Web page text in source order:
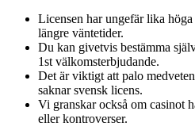
Licensen har ungefär lika
längre väntetider.
Du kan givetvis bestämma
1st välkomsterbjudande.
Det är viktigt att palo
saknar svensk licens.
Vi granskar också om casinot
eller kontroverser.